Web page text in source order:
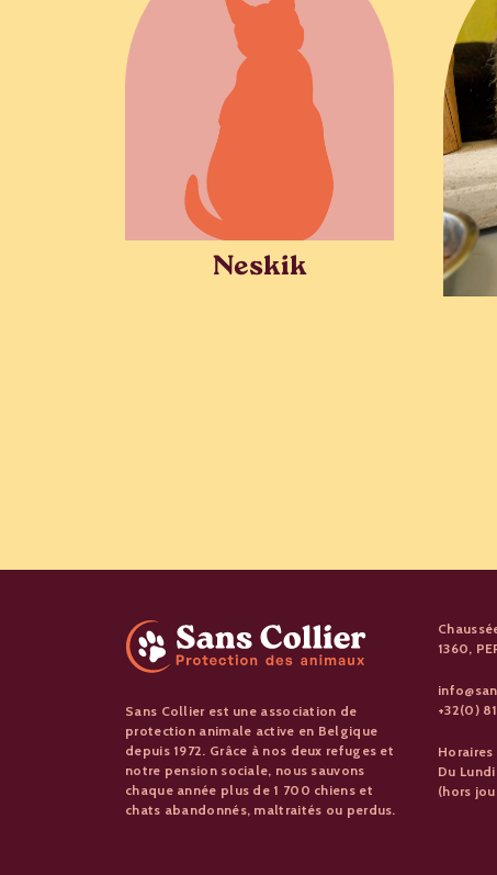
Neskik
Sans Collier est une association de
protection animale active en Belgique
depuis 1972. Grâce à nos deux refuges et
notre pension sociale, nous sauvons
chaque année plus de 1 700 chiens et
chats abandonnés, maltraités ou perdus.
1360,
+32(0)
Horaires
Du
(hors